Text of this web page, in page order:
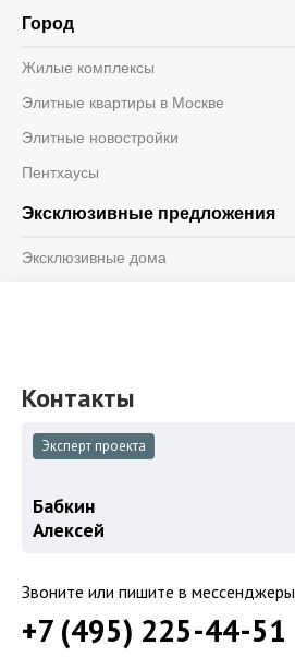
Город
Жилые комплексы
Элитные квартиры в Москве
Элитные новостройки
Пентхаусы
Эксклюзивные предложения
Эксклюзивные дома
Контакты
О компании
© 2026 «Vesco Realty»
ОГРН 1147746264599
ИНН 7714930244
Эксперт проекта
Бабкин
Алексей
Звоните или пишите в мессенджеры
+7 (495) 225-44-51